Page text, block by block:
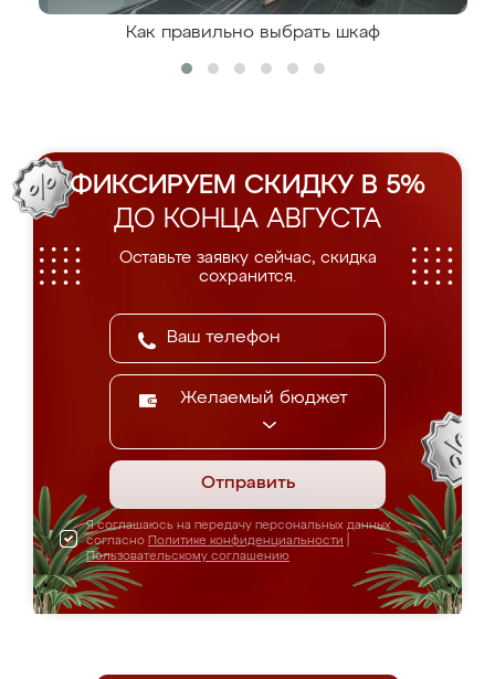
Как правильно выбрать шкаф
ФИКСИРУЕМ СКИДКУ В 5%
ДО КОНЦА АВГУСТА
Оставьте заявку сейчас, скидка
сохранится.
Желаемый бюджет
Отправить
Я соглашаюсь на передачу персональных данных
согласно Политике конфиденциальности
Пользовательскому соглашению